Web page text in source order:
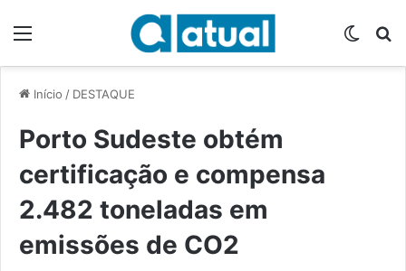
Início / DESTAQUE
Porto Sudeste obtém
certificação e compensa
2.482 toneladas em
emissões de CO2